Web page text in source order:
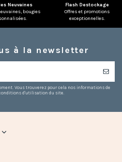
Neuvaines
bougies
Flash Destockage
Offres et promotions
exceptionnelles.
à la newsletter
Vous trouverez pour cela nos informations de
d'utilisation du site.